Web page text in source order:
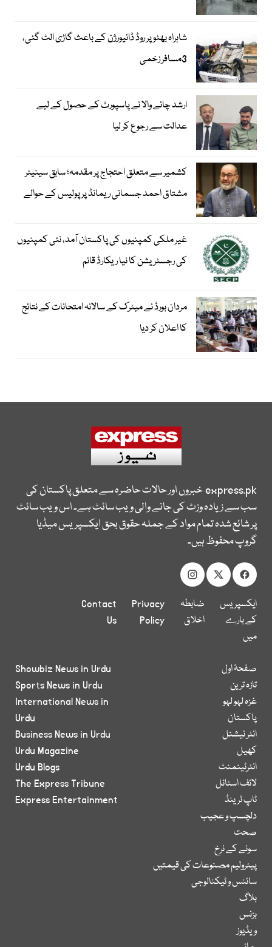
شاہراہ بھٹو پر روڈ ڈائیورژن کے باعث گاڑی الٹ گئی،
3مسافر زخمی
ارشد چائے والا نے پاسپورٹ کے حصول کے لیے
عدالت سے رجوع کر لیا
کشمیر سے متعلق احتجاج پر مقدمہ؛ سابق سینیٹر
مشتاق احمد جسمانی ریمانڈ پر پولیس کے حوالے
غیر ملکی کمپنیوں کی پاکستان آمد، نئی کمپنیوں
کی رجسٹریشن کا نیا ریکارڈ قائم
مردان بورڈ نے میٹرک کے سالانہ امتحانات کے نتائج
کا اعلان کر دیا
express.pkخبروں اور حالات حاضرہ سے متعلق پاکستان کی
سب سے زیادہ وزٹ کی جانے والی ویب سائٹ ہے۔ اس ویب سائٹ
پر شائع شدہ تمام مواد کے جملہ حقوق بحق ایکسپریس میڈیا
گروپ محفوظ ہیں۔
ایکسپریس
کے بارے
میں
ضابطہ
اخلاق
Privacy
Policy
Contact
Us
صفحۂ اول
تازہ ترین
غزہ لہو لہو
پاکستان
انٹر نیشنل
کھیل
انٹرٹینمنٹ
لائف اسٹائل
ٹاپ ٹرینڈ
دلچسپ و عجیب
صحت
سونے کے نرخ
پیٹرولیم مصنوعات کی قیمتیں
سائنس و ٹیکنالوجی
بلاگ
بزنس
ویڈیوز
Showbiz News in Urdu
Sports News in Urdu
International News in
Urdu
Business News in Urdu
Urdu Magazine
Urdu Blogs
The Express Tribune
Express Entertainment